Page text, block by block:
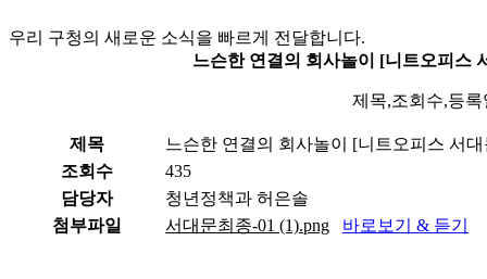
우리 구청의 새로운 소식을 빠르게 전달합니다.
느슨한 연결의 회사놀이 [니트오피스
제목,조회수,등
제목
느슨한 연결의 회사놀이 [니트오피스 서
조회수
435
담당자
청년정책과 허은솔
첨부파일
서대문최종-01 (1).png 바로보기 & 듣기